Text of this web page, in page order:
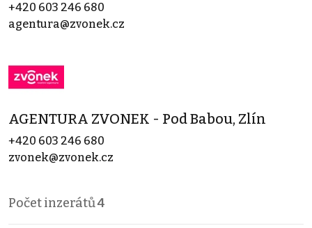
+420 603 246 680
agentura@zvonek.cz
AGENTURA ZVONEK - Pod Babou, Zlín
+420 603 246 680
zvonek@zvonek.cz
Počet inzerátů4